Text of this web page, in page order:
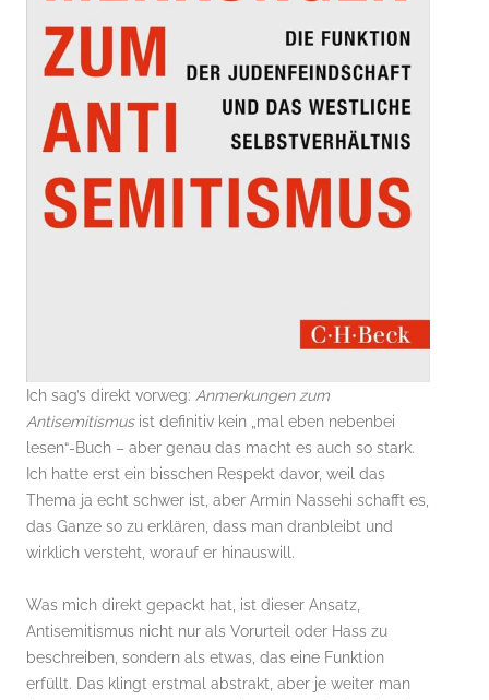
Ich sag’s direkt vorweg: Anmerkungen zum
Antisemitismusist definitiv kein „mal eben nebenbei
lesen“-Buch – aber genau das macht es auch so stark.
Ich hatte erst ein bisschen Respekt davor, weil das
Thema ja echt schwer ist, aber Armin Nassehi schafft es,
das Ganze so zu erklären, dass man dranbleibt und
wirklich versteht, worauf er hinauswill.
Was mich direkt gepackt hat, ist dieser Ansatz,
Antisemitismus nicht nur als Vorurteil oder Hass zu
beschreiben, sondern als etwas, das eine Funktion
erfüllt. Das klingt erstmal abstrakt, aber je weiter man